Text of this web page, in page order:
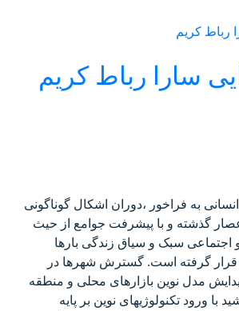
سارا رباط کریم
به فراخور ،دوران اشکال گوناگونی
گذشته و با پیشرفت جوامع از حیث
اجتماعی سبک و سیاق زندگی بارها
گرفته است. گسترش شهرها در
مدل نوین بازارهای محلی و منطقه
با ورود تکنولوژیهای نوین بر پایه